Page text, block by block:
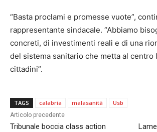
“Basta proclami e promesse vuote”,
rappresentante sindacale. “Abbiamo
concreti, di investimenti reali e di una
del sistema sanitario che metta al centro
cittadini”.
TAGS calabria malasanità Usb
Articolo precedente
Tribunale boccia class action